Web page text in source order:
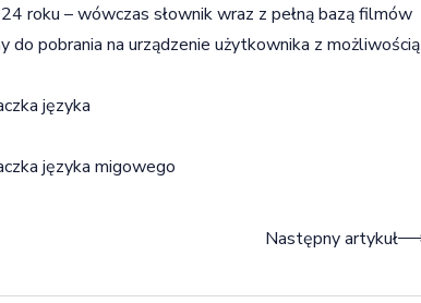
roku – wówczas słownik wraz z pełną bazą filmów
do pobrania na urządzenie użytkownika z możliwością
języka
języka migowego
Następny artykuł